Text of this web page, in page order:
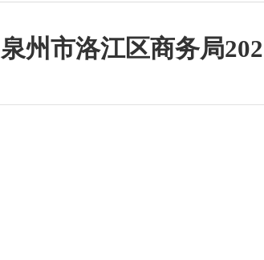
泉州市洛江区商务局